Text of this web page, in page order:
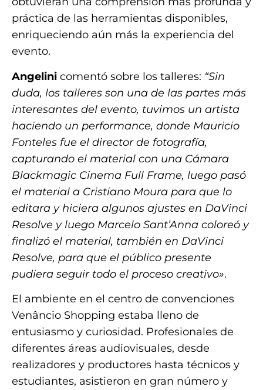
práctica de las herramientas disponibles,
enriqueciendo aún más la experiencia del
evento.
Angelini comentó sobre los talleres: “Sin
duda, los talleres son una de las partes más
interesantes del evento, tuvimos un artista
haciendo un performance, donde Mauricio
Fonteles fue el director de fotografía,
capturando el material con una Cámara
Blackmagic Cinema Full Frame, luego pasó
el material a Cristiano Moura para que lo
editara y hiciera algunos ajustes en DaVinci
Resolve y luego Marcelo Sant’Anna coloreó y
finalizó el material, también en DaVinci
Resolve, para que el público presente
pudiera seguir todo el proceso creativo».
El ambiente en el centro de convenciones
Venâncio Shopping estaba lleno de
entusiasmo y curiosidad. Profesionales de
diferentes áreas audiovisuales, desde
realizadores y productores hasta técnicos y
estudiantes, asistieron en gran número y